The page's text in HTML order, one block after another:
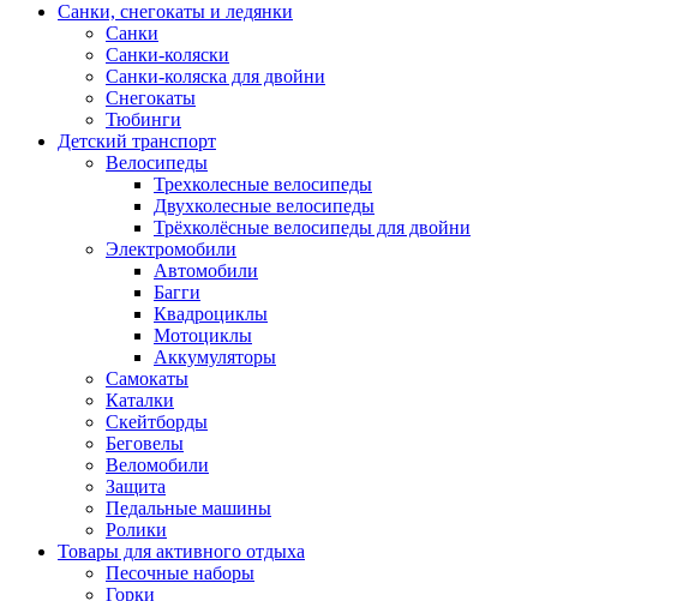
Санки, снегокаты и ледянки
Санки
Санки-коляски
Санки-коляска для двойни
Снегокаты
Тюбинги
Детский транспорт
Велосипеды
Трехколесные велосипеды
Двухколесные велосипеды
Трёхколёсные велосипеды для двойни
Электромобили
Автомобили
Багги
Квадроциклы
Мотоциклы
Аккумуляторы
Самокаты
Каталки
Скейтборды
Беговелы
Веломобили
Защита
Педальные машины
Ролики
Товары для активного отдыха
Песочные наборы
Горки